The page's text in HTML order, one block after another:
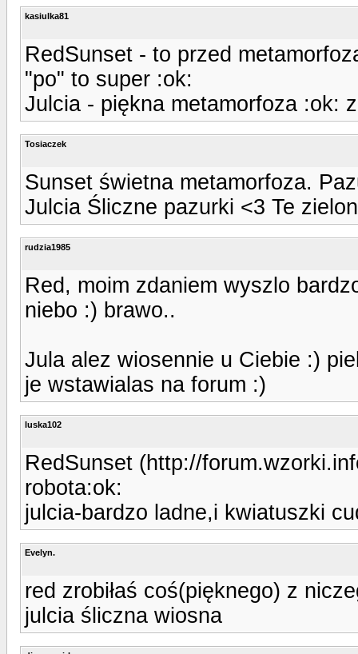
kasiulka81
RedSunset - to przed
"po" to super :ok:
Julcia - piękna metamorfoza :ok:
Tosiaczek
Sunset świetna metamorfoza.
Julcia Śliczne pazurki <3 Te
rudzia1985
Red, moim zdaniem wyszlo
niebo :) brawo..
Jula alez wiosennie u Ciebie :)
je wstawialas na forum :)
luska102
RedSunset (http://
robota:ok:
julcia-bardzo ladne,i kwiatuszki
Evelyn.
red zrobiłaś coś(pięknego) z
julcia śliczna wiosna